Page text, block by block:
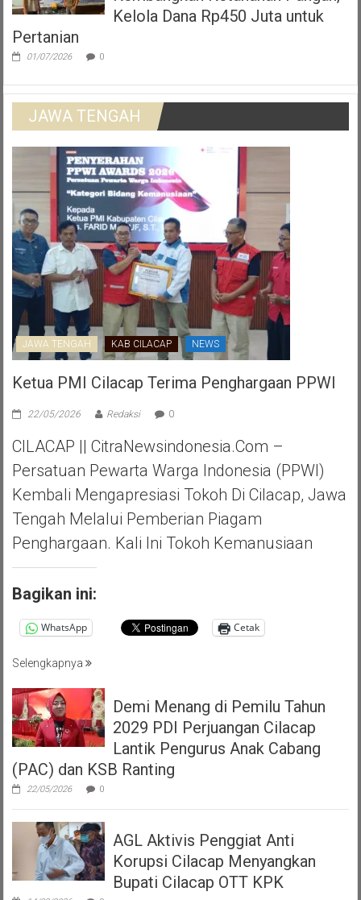
Kelola Dana Rp450 Juta untuk
Pertanian
01/07/2026 0
JAWA TENGAH
JAWA TENGAH KAB CILACAP NEWS
Ketua PMI Cilacap Terima Penghargaan PPWI
22/05/2026 Redaksi 0
CILACAP || CitraNewsindonesia.com –
Persatuan Pewarta Warga Indonesia (PPWI)
Kembali Mengapresiasi Tokoh Di Cilacap, Jawa
Tengah Melalui Pemberian Piagam
Penghargaan. Kali Ini Tokoh Kemanusiaan
Bagikan ini:
WhatsApp Cetak
Selengkapnya
Demi Menang di Pemilu Tahun
2029 PDI Perjuangan Cilacap
Lantik Pengurus Anak Cabang
(PAC) dan KSB Ranting
22/05/2026 0
AGL Aktivis Penggiat Anti
Korupsi Cilacap Menyangkan
Bupati Cilacap OTT KPK